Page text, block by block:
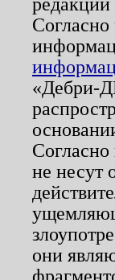
«Дебри-
не несут
они